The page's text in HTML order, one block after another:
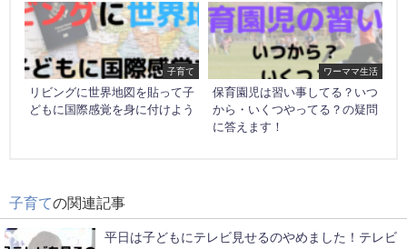
子育て
リビングに世界地図を貼って子
どもに国際感覚を身に付けよう
ワーママ生活
保育園児は習い事してる？いつ
から・いくつやってる？の疑問
に答えます！
子育ての関連記事
平日は子どもにテレビ見せるのやめました！テレビ